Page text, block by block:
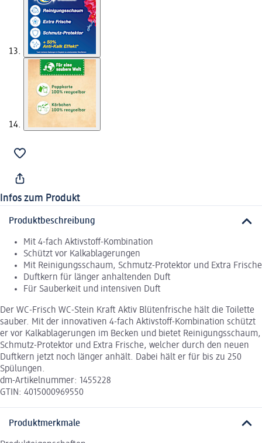
Infos zum Produkt
Produktbeschreibung
Mit 4-fach Aktivstoff-Kombination
Schützt vor Kalkablagerungen
Mit Reinigungsschaum, Schmutz-Protektor und Extra Frische
Duftkern für länger anhaltenden Duft
Für Sauberkeit und intensiven Duft
Der WC-Frisch WC-Stein Kraft Aktiv Blütenfrische hält die Toilette
sauber. Mit der innovativen 4-fach Aktivstoff-Kombination schützt
er vor Kalkablagerungen im Becken und bietet Reinigungsschaum,
Schmutz-Protektor und Extra Frische, welcher durch den neuen
Duftkern jetzt noch länger anhält. Dabei hält er für bis zu 250
Spülungen.
dm-Artikelnummer: 1455228
GTIN: 4015000969550
Produktmerkmale